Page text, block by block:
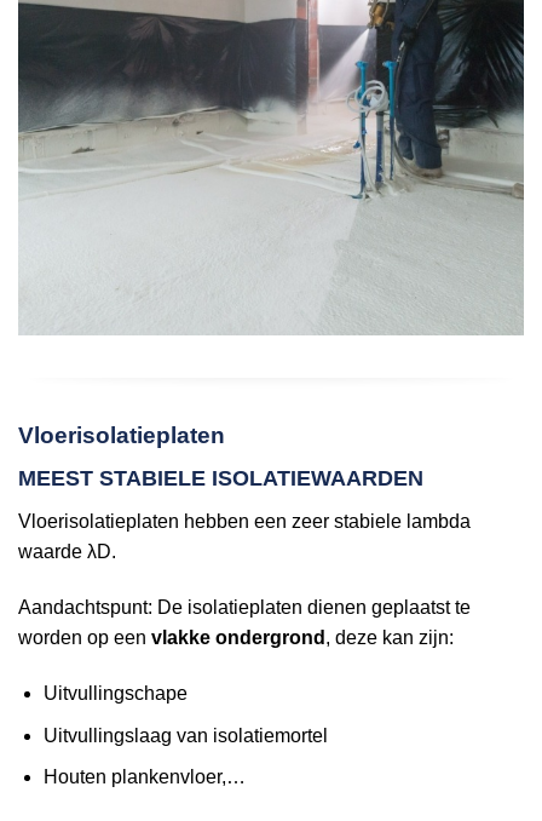
Vloerisolatieplaten
MEEST STABIELE ISOLATIEWAARDEN
Vloerisolatieplaten hebben een zeer stabiele lambda
waarde λD.
Aandachtspunt: De isolatieplaten dienen geplaatst te
worden op een vlakke ondergrond , deze kan zijn:
Uitvullingschape
Uitvullingslaag van isolatiemortel
Houten plankenvloer,…